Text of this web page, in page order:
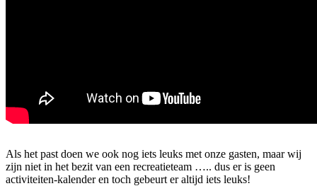
Als het past doen we ook nog iets leuks met onze gasten, maar wij
zijn niet in het bezit van een recreatieteam ….. dus er is geen
activiteiten-kalender en toch gebeurt er altijd iets leuks!